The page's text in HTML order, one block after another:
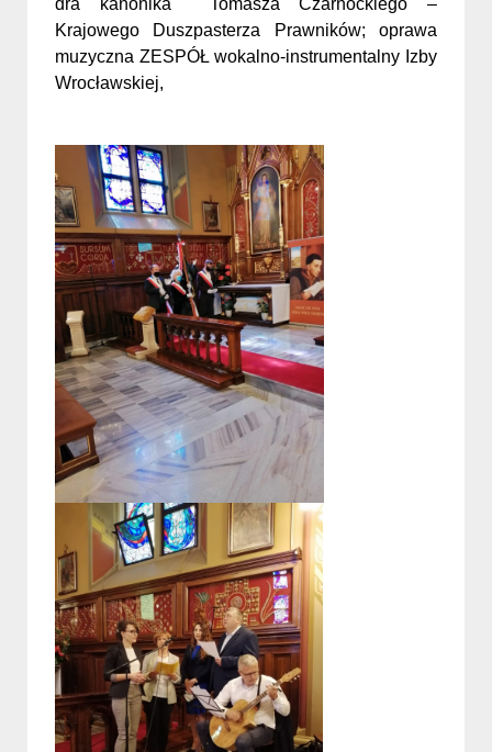
Krajowego Duszpasterza Prawników; oprawa
muzyczna ZESPÓŁ wokalno-instrumentalny Izby
Wrocławskiej,